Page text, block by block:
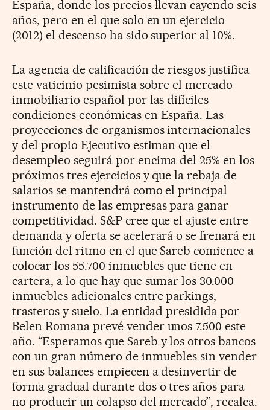
España, donde los precios llevan cayendo seis
años, pero en el que solo en un ejercicio
(2012) el descenso ha sido superior al 10%.
La agencia de calificación de riesgos justifica
este vaticinio pesimista sobre el mercado
inmobiliario español por las difíciles
condiciones económicas en España. Las
proyecciones de organismos internacionales
y del propio Ejecutivo estiman que el
desempleo seguirá por encima del 25% en los
próximos tres ejercicios y que la rebaja de
salarios se mantendrá como el principal
instrumento de las empresas para ganar
competitividad. S&P cree que el ajuste entre
demanda y oferta se acelerará o se frenará en
función del ritmo en el que Sareb comience a
colocar los 55.700 inmuebles que tiene en
cartera, a lo que hay que sumar los 30.000
inmuebles adicionales entre parkings,
trasteros y suelo. La entidad presidida por
Belen Romana prevé vender unos 7.500 este
año. “Esperamos que Sareb y los otros bancos
con un gran número de inmuebles sin vender
en sus balances empiecen a desinvertir de
forma gradual durante dos o tres años para
no producir un colapso del mercado”, recalca.